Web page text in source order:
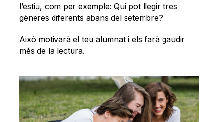
l’estiu, com per exemple: Qui pot llegir tres
gèneres diferents abans del setembre?
Això motivarà el teu alumnat i els farà gaudir
més de la lectura.